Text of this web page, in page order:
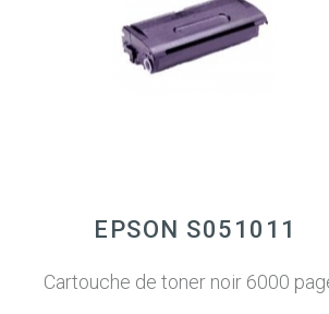
EPSON S051011
Cartouche de toner noir 6000